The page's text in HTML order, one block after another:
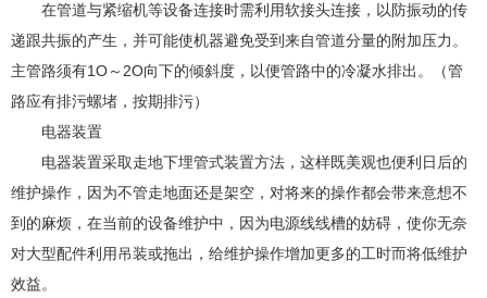
在管道与紧缩机等设备连接时需利用软接头连接，以防振动的传
递跟共振的产生，并可能使机器避免受到来自管道分量的附加压力。
主管路须有1O～2O向下的倾斜度，以便管路中的冷凝水排出。（管
路应有排污螺堵，按期排污）
电器装置
电器装置采取走地下埋管式装置方法，这样既美观也便利日后的
维护操作，因为不管走地面还是架空，对将来的操作都会带来意想不
到的麻烦，在当前的设备维护中，因为电源线线槽的妨碍，使你无奈
对大型配件利用吊装或拖出，给维护操作增加更多的工时而将低维护
效益。